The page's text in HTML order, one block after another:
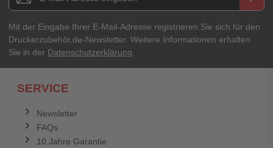
Mit der Eingabe Ihrer E-Mail-Adresse registrieren Sie sich für den
Druckerzubehör.de-Newsletter. Weitere Informationen erhalten
Sie in der Datenschutzerklärung.
SERVICE
Newsletter
FAQs
10 Jahre Garantie